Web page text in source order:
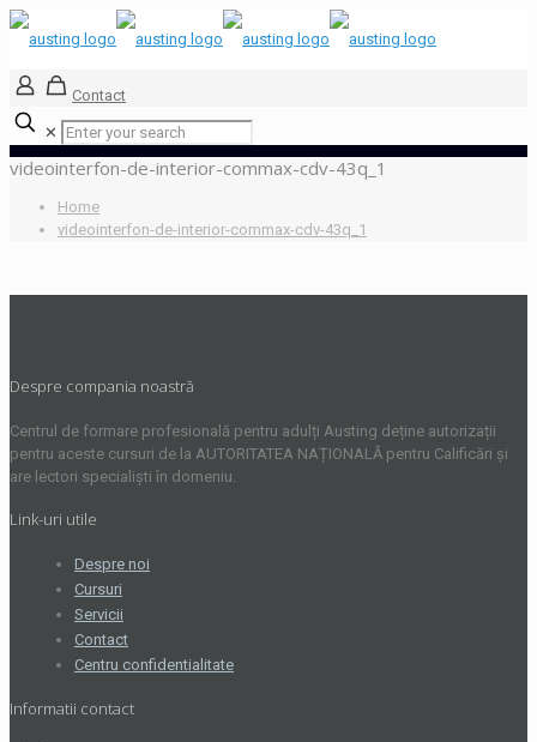
Contact
✕
videointerfon-de-interior-commax-cdv-43q_1
Home
videointerfon-de-interior-commax-cdv-43q_1
Despre compania noastră
Centrul de formare profesională pentru adulți Austing deține autorizații
pentru aceste cursuri de la AUTORITATEA NAȚIONALĂ pentru Calificări și
are lectori specialiști în domeniu.
Link-uri utile
Despre noi
Cursuri
Servicii
Contact
Centru confidentialitate
Informatii contact